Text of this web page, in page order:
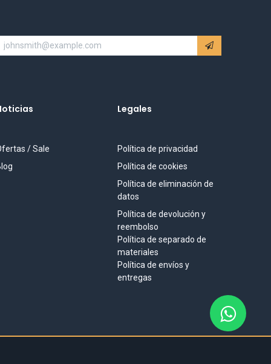
/ Sale
Legales
Política de privacidad
Política de cookies
Política de eliminación de
datos
Política de devolución y
reembolso
Política de separado de
materiales
Política de envíos y
entregas